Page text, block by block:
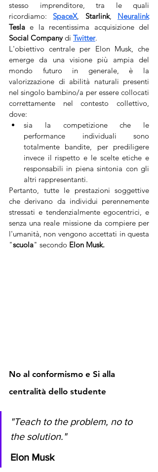
stesso imprenditore, tra le quali
ricordiamo: SpaceX, Starlink, Neuralink
Tesla
Social Company di Twitter.
L'obiettivo centrale per Elon Musk, che
emerge da una visione più ampia del
mondo futuro in generale, è la
valorizzazione di abilità naturali presenti
nel singolo bambino/a per essere collocati
correttamente nel contesto collettivo,
dove:
sia la competizione che le
performance individuali sono
totalmente bandite, per prediligere
invece il rispetto e le scelte etiche e
responsabili in piena sintonia con gli
altri rappresentanti.
Pertanto, tutte le prestazioni soggettive
che derivano da individui perennemente
stressati e tendenzialmente egocentrici, e
senza una reale missione da compiere per
l'umanità, non vengono accettati in questa
"scuola" secondo Elon Musk.
No al conformismo e Si alla
centralità dello studente
"Teach to the problem, no to
the solution."
Elon Musk